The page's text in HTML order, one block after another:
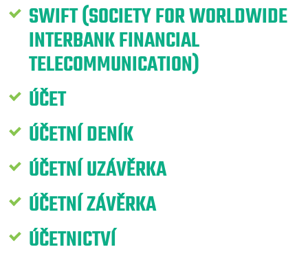
SWIFT (SOCIETY FOR WORLDWIDE
INTERBANK FINANCIAL
TELECOMMUNICATION)
ÚČET
ÚČETNÍ DENÍK
ÚČETNÍ UZÁVĚRKA
ÚČETNÍ ZÁVĚRKA
ÚČETNICTVÍ